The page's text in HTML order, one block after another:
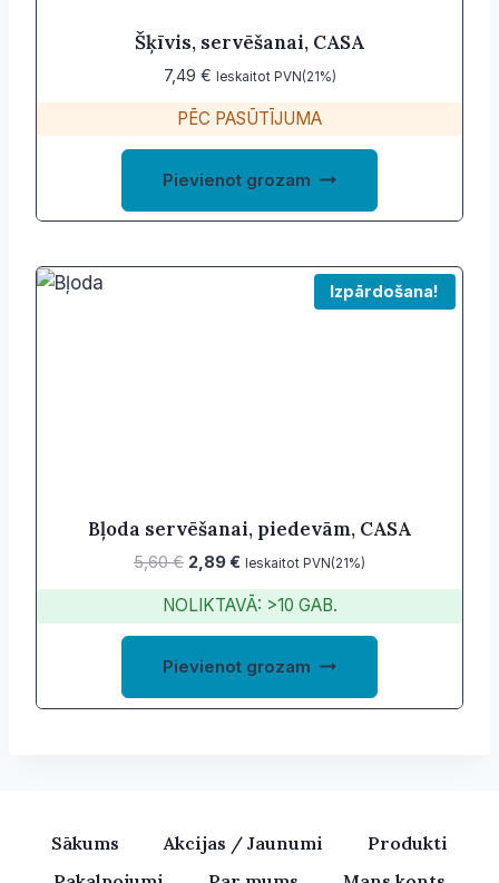
Šķīvis, servēšanai, CASA
7,49 € Ieskaitot PVN(21%)
PĒC PASŪTĪJUMA
Pievienot grozam
Izpārdošana!
Bļoda servēšanai, piedevām, CASA
5,60€ Original
price
was:
5,60 €.
2,89€Current
price
is:
2,89 €.
Ieskaitot PVN(21%)
NOLIKTAVĀ: >10 GAB.
Pievienot grozam
Sākums Akcijas / Jaunumi
Produkti